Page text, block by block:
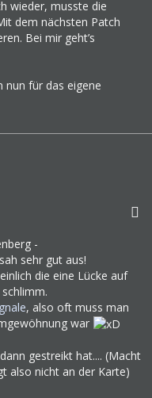
wieder, musste die
dem nächsten Patch
Bei mir geht’s
nun für das eigene
-
sehr gut aus!
die eine Lücke auf
, also oft muss man
war
gestreikt hat.... (Macht
also nicht an der Karte)